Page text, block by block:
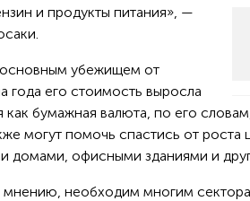
и продукты питания», —
основным убежищем от
года его стоимость выросла
как бумажная валюта, по его
могут помочь спастись от
домами, офисными зданиями и
мнению, необходим многим